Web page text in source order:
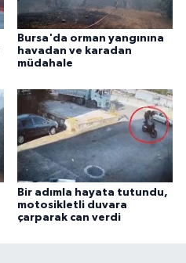
Bursa'da orman yangınına
havadan ve karadan
müdahale
Bir adımla hayata tutundu,
motosikletli duvara
çarparak can verdi